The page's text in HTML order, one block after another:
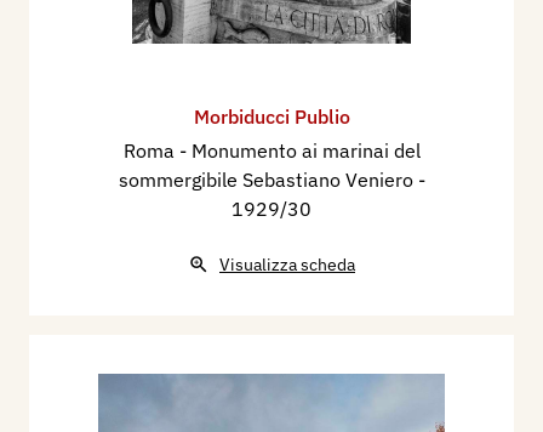
Morbiducci Publio
Roma - Monumento ai marinai del
sommergibile Sebastiano Veniero -
1929/30
Visualizza scheda